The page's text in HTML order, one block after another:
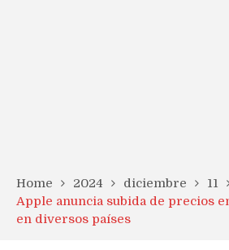
Home 2024 diciembre
11
Apple anuncia subida de precios
en diversos países